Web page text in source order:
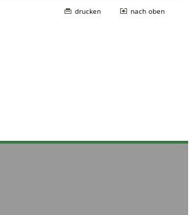
drucken nach oben